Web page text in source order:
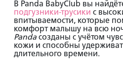
В Panda BabyClub вы
подгузники-трусики с
впитываемости, которые
комфорт малышу на всю
Panda созданы с учётом
кожи и способны
длительного времени.